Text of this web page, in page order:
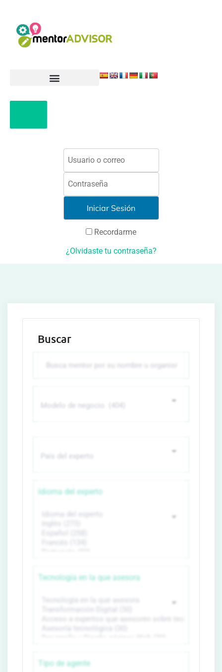
Recordarme
¿Olvidaste tu contraseña?
Buscar
Idioma del experto
Tecnología en la que asesora
Tipo de agente